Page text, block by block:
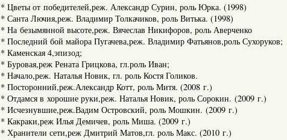
* Цветы от победителей,реж. Александр Сурин, роль Юрка. (1998)
* Санта Лючия,реж. Владимир Толкачиков, роль Витька. (1998)
* На безымянной высоте,реж. Вячеслав Никифоров, роль Аверченко
* Последний бой майора Пугачева,реж. Владимир Фатьянов,роль Сухоруков;
* Каменская 4,эпизод;
* Буровая,реж Рената Грицкова, гл.роль Иван;
* Начало,реж. Наталья Новик, гл. роль Костя Голиков.
* Посторонний,реж.Александр Котт, роль Митя. (2008 г.)
* Отдамся в хорошие руки,реж. Наталья Новик, роль Сорокин. (2009 г.)
* Исчезнувшие,реж.Вадим Островский, роль Мошкин. (2009 г.)
* Какраки,реж Илья Демичев, роль Миша. (2009 г.)
* Хранители сети,реж Дмитрий Матов,гл. роль Макс. (2010 г.)